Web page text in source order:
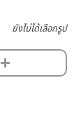
ยังไม่ได้เลือกรูป